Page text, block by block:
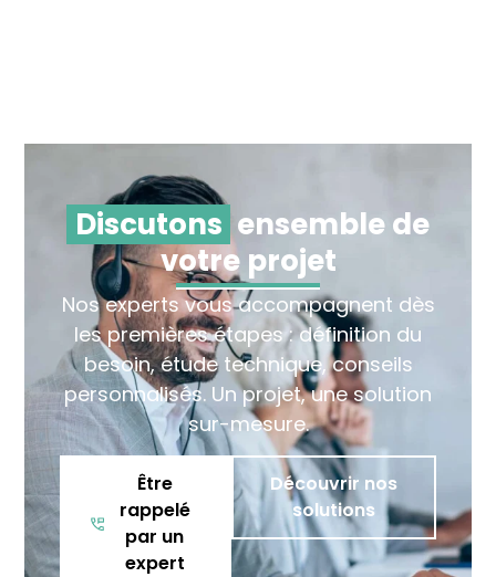
Discutons ensemble de
votre projet
Nos experts vous accompagnent dès
les premières étapes : définition du
besoin, étude technique, conseils
personnalisés. Un projet, une solution
sur-mesure.
Être
rappelé
par un
expert
Découvrir nos
solutions